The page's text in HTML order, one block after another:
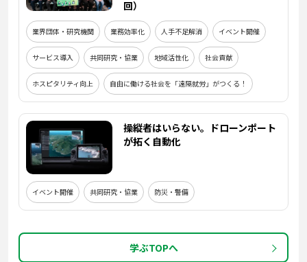
回）
業界団体・研究機関 業務効率化 人手不足解消 イベント開催
サービス導入 共同研究・協業 地域活性化 社会貢献
ホスピタリティ向上 自由に働ける社会を「遠隔就労」がつくる！
操縦者はいらない。ドローンポート
が拓く自動化
イベント開催 共同研究・協業 防災・警備
学ぶTOPへ